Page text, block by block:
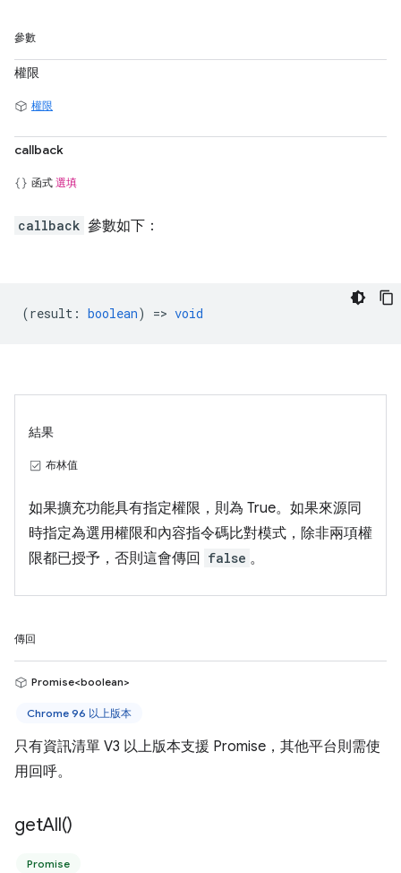
參數
權限
權限
callback
函式 選填
callback 參數如下：
(result : boolean) => void
結果
布林值
如果擴充功能具有指定權限，則為 True。如果來源同
時指定為選用權限和內容指令碼比對模式，除非兩項權
限都已授予，否則這會傳回
false 。
傳回
Promise<boolean>
Chrome 96 以上版本
只有資訊清單 V3 以上版本支援 Promise，其他平台則需使
用回呼。
getAll()
Promise